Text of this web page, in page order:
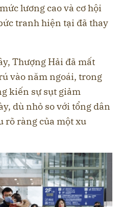
lương cao và cơ hội
tranh hiện tại đã thay
Thượng Hải đã mất
vào năm ngoái, trong
kiến sự sụt giảm
dù nhỏ so với tổng dân
rõ ràng của một xu